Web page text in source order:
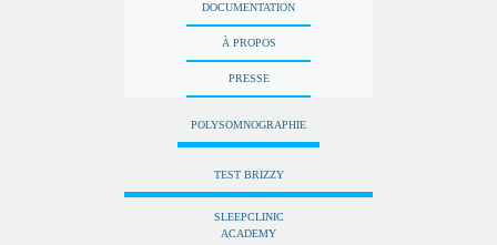
DOCUMENTATION
À PROPOS
PRESSE
POLYSOMNOGRAPHIE
TEST BRIZZY
SLEEPCLINIC
ACADEMY